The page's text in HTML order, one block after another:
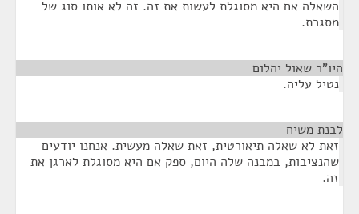
השאלה אם היא מסוגלת לעשות את זה. זה לא אותו סוג של
מסגרת.
היו"ר שאול יהלום
נטיל עליה.
לבנת משיח
זאת לא שאלה תיאורטית, זאת שאלה מעשית. אנחנו יודעים
שהנציבות, במבנה שלה היום, ספק אם היא מסוגלת לארגן את
זה.